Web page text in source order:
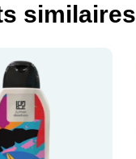
similaires